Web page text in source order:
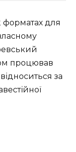
форматах для
процював
за